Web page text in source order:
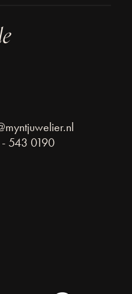
543 0190